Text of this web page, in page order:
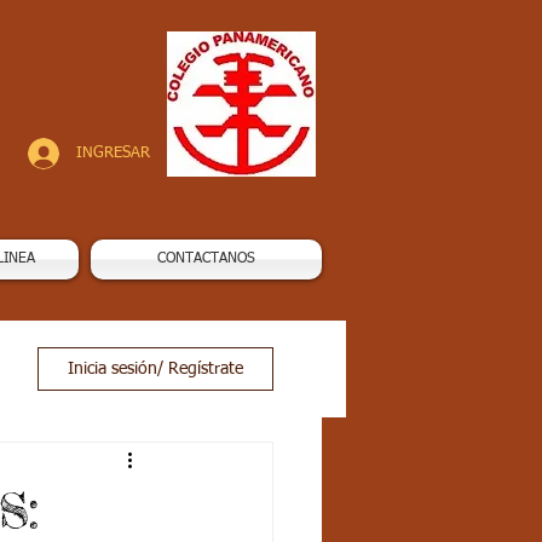
INGRESAR
CONTACTANOS
Inicia sesión/ Regístrate